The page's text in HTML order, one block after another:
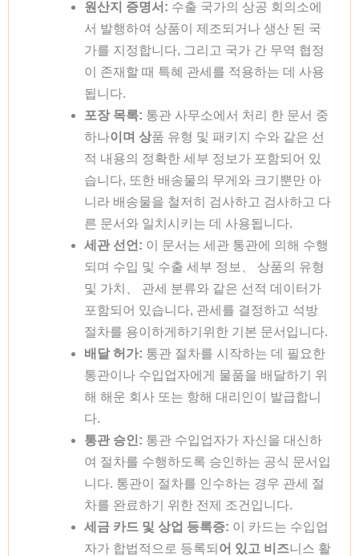
원산지 증명서: 수출 국가의 상공 회의소에
서 발행하여 상품이 제조되거나 생산 된 국
가를 지정합니다, 그리고 국가 간 무역 협정
이 존재할 때 특혜 관세를 적용하는 데 사용
됩니다.
포장 목록: 통관 사무소에서 처리 한 문서 중
하나이며 상품 유형 및 패키지 수와 같은 선
적 내용의 정확한 세부 정보가 포함되어 있
습니다, 또한 배송물의 무게와 크기뿐만 아
니라 배송물을 철저히 검사하고 검사하고 다
른 문서와 일치시키는 데 사용됩니다.
세관 선언: 이 문서는 세관 통관에 의해 수행
되며 수입 및 수출 세부 정보、 상품의 유형
및 가치、 관세 분류와 같은 선적 데이터가
포함되어 있습니다, 관세를 결정하고 석방
절차를 용이하게하기위한 기본 문서입니다.
배달 허가: 통관 절차를 시작하는 데 필요한
통관이나 수입업자에게 물품을 배달하기 위
해 해운 회사 또는 항해 대리인이 발급합니
다.
통관 승인: 통관 수입업자가 자신을 대신하
여 절차를 수행하도록 승인하는 공식 문서입
니다. 통관이 절차를 인수하는 경우 관세 절
차를 완료하기 위한 전제 조건입니다.
세금 카드 및 상업 등록증: 이 카드는 수입업
자가 합법적으로 등록되 어 있고 비즈니스 활